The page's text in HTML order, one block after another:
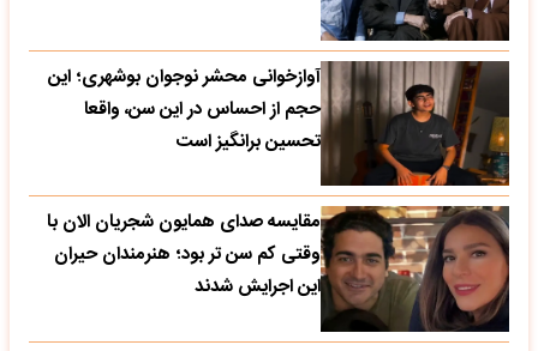
آوازخوانی محشر نوجوان بوشهری؛ این
حجم از احساس در این سن، واقعا
تحسین‌ برانگیز است
مقایسه صدای همایون شجریان الان با
وقتی کم سن تر بود؛ هنرمندان حیران
این اجرایش شدند